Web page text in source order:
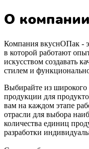
О компании
Компания вкуснОПак -
в которой работают
искусством создавать
стилем и
Выбирайте из широкого
продукции для
вам на каждом этапе
отрасли для выбора
количества единиц
разработки